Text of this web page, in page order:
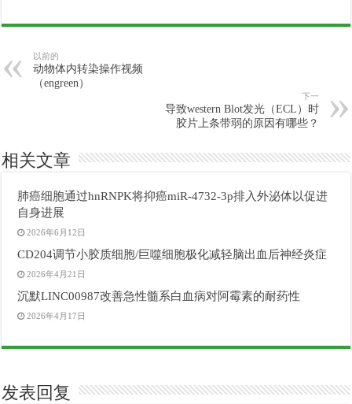
以前的
动物体内转染操作视频
（engreen）
下一
导致western Blot发光（ECL）时
胶片上条带弱的原因有哪些？
相关文章
肺癌细胞通过hnRNPK将抑癌miR-4732-3p排入外泌体以促进
自身进展
2026年6月12日
CD204调节小胶质细胞/巨噬细胞极化减轻脑出血后神经炎症
2026年4月21日
沉默LINC00987改善急性髓系白血病对阿霉素的耐药性
2026年4月17日
发表回复